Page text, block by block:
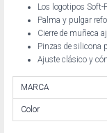
Los logotipos
Palma y pulgar
Cierre de muñeca
Pinzas de silicona
Ajuste clásico y
MARCA
Color